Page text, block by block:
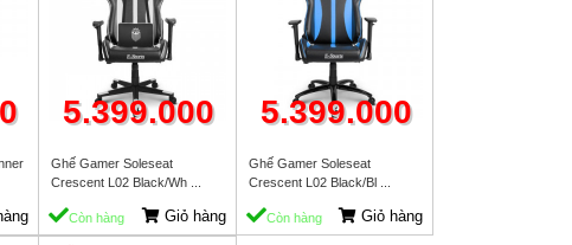
5.399.000
Ghế Gamer Soleseat
Crescent L02 Black/Wh ...
Còn hàng Giỏ hàng
5.399.000
Ghế Gamer Soleseat
Crescent L02 Black/Bl ...
Còn hàng Giỏ hàng